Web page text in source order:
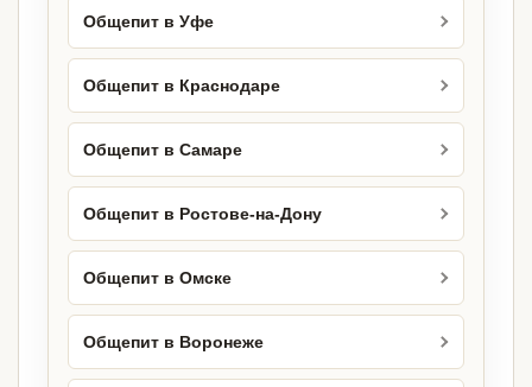
Общепит в Уфе
Общепит в Краснодаре
Общепит в Самаре
Общепит в Ростове-на-Дону
Общепит в Омске
Общепит в Воронеже